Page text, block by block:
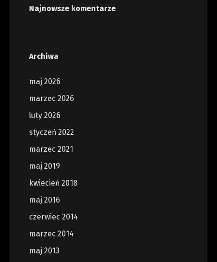
Najnowsze komentarze
Archiwa
maj 2026
marzec 2026
luty 2026
styczeń 2022
marzec 2021
maj 2019
kwiecień 2018
maj 2016
czerwiec 2014
marzec 2014
maj 2013